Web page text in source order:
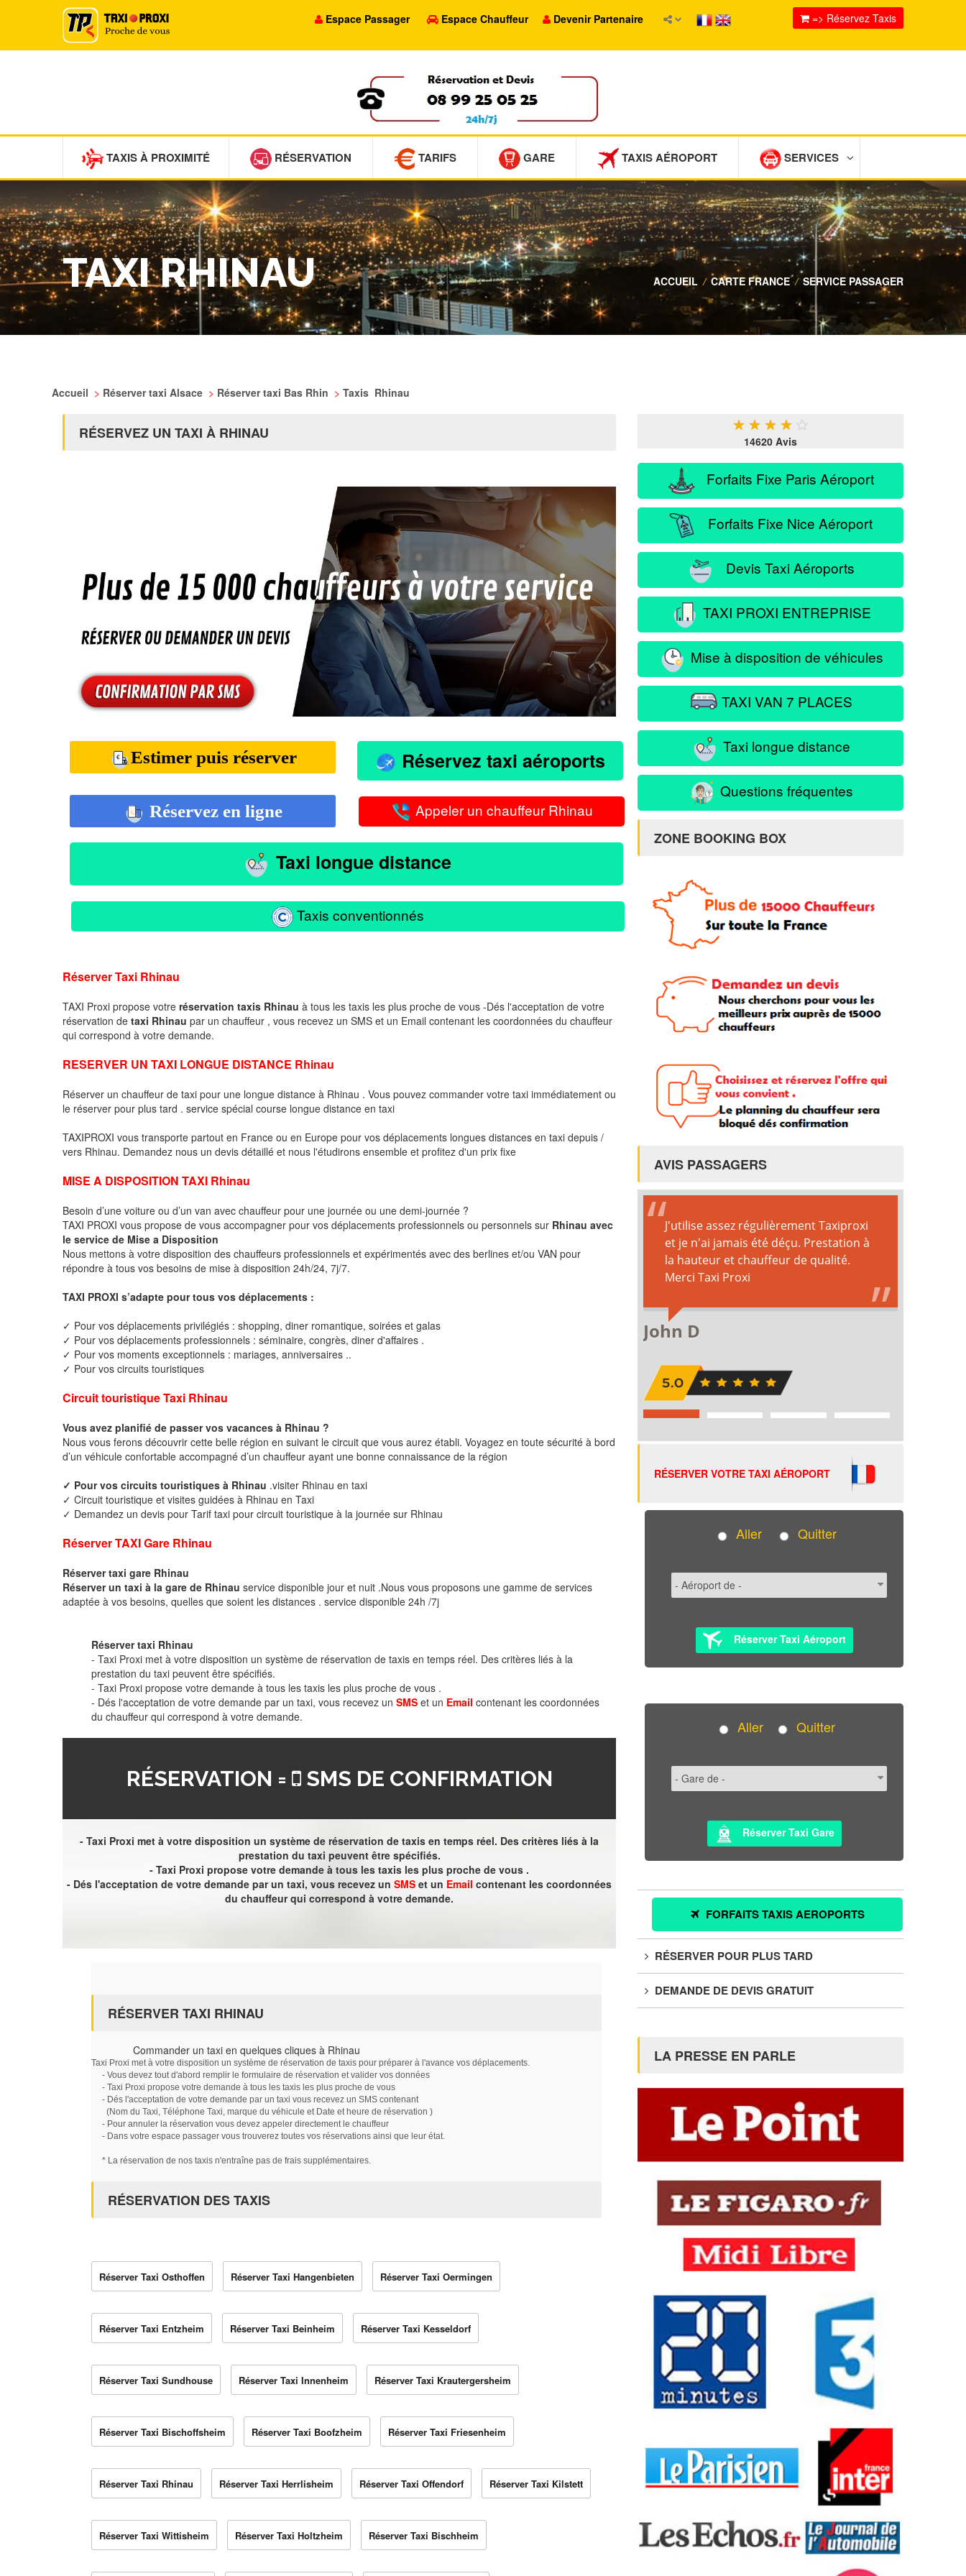
Espace Passager Espace Chauffeur Devenir Partenaire => Réservez Taxis
TAXIS À PROXIMITÉ RÉSERVATION TARIFS GARE TAXIS AÉROPORT SERVICES
TAXI RHINAU ACCUEIL / CARTE FRANCE / SERVICE PASSAGER
Accueil > Réserver taxi Alsace > Réserver taxi Bas Rhin > Taxis Rhinau
RÉSERVEZ UN TAXI À RHINAU
Estimer puis réserver Réservez taxi aéroports
Réservez en ligne Appeler un chauffeur Rhinau
Taxi longue distance
Taxis conventionnés
Réserver Taxi Rhinau
TAXI Proxi propose votre réservation taxis Rhinau à tous les taxis les plus proche de vous -Dés l'acceptation de votre
réservation de taxi Rhinau par un chauffeur , vous recevez un SMS et un Email contenant les coordonnées du chauffeur
qui correspond à votre demande.
RESERVER UN TAXI LONGUE DISTANCE Rhinau
Réserver un chauffeur de taxi pour une longue distance à Rhinau . Vous pouvez commander votre taxi immédiatement ou
le réserver pour plus tard . service spécial course longue distance en taxi
TAXIPROXI vous transporte partout en France ou en Europe pour vos déplacements longues distances en taxi depuis /
vers Rhinau. Demandez nous un devis détaillé et nous l'étudirons ensemble et profitez d'un prix fixe
MISE A DISPOSITION TAXI Rhinau
Besoin d’une voiture ou d’un van avec chauffeur pour une journée ou une demi-journée ?
TAXI PROXI vous propose de vous accompagner pour vos déplacements professionnels ou personnels sur Rhinau avec
le service de Mise a Disposition
Nous mettons à votre disposition des chauffeurs professionnels et expérimentés avec des berlines et/ou VAN pour
répondre à tous vos besoins de mise à disposition 24h/24, 7j/7.
TAXI PROXI s’adapte pour tous vos déplacements :
✓ Pour vos déplacements privilégiés : shopping, diner romantique, soirées et galas
✓ Pour vos déplacements professionnels : séminaire, congrès, diner d'affaires .
✓ Pour vos moments exceptionnels : mariages, anniversaires ..
✓ Pour vos circuits touristiques
Circuit touristique Taxi Rhinau
Vous avez planifié de passer vos vacances à Rhinau ?
Nous vous ferons découvrir cette belle région en suivant le circuit que vous aurez établi. Voyagez en toute sécurité à bord
d’un véhicule confortable accompagné d’un chauffeur ayant une bonne connaissance de la région
✓ Pour vos circuits touristiques à Rhinau .visiter Rhinau en taxi
✓ Circuit touristique et visites guidées à Rhinau en Taxi
✓ Demandez un devis pour Tarif taxi pour circuit touristique à la journée sur Rhinau
Réserver TAXI Gare Rhinau
Réserver taxi gare Rhinau
Réserver un taxi à la gare de Rhinau service disponible jour et nuit .Nous vous proposons une gamme de services
adaptée à vos besoins, quelles que soient les distances . service disponible 24h /7j
Réserver taxi Rhinau
- Taxi Proxi met à votre disposition un système de réservation de taxis en temps réel. Des critères liés à la
prestation du taxi peuvent être spécifiés.
- Taxi Proxi propose votre demande à tous les taxis les plus proche de vous .
- Dés l'acceptation de votre demande par un taxi, vous recevez un SMS et un Email contenant les coordonnées
du chauffeur qui correspond à votre demande.
RÉSERVATION = SMS DE CONFIRMATION
- Taxi Proxi met à votre disposition un système de réservation de taxis en temps réel. Des critères liés à la
prestation du taxi peuvent être spécifiés.
- Taxi Proxi propose votre demande à tous les taxis les plus proche de vous .
- Dés l'acceptation de votre demande par un taxi, vous recevez un SMS et un Email contenant les coordonnées
du chauffeur qui correspond à votre demande.
RÉSERVER TAXI RHINAU
Commander un taxi en quelques cliques à Rhinau
Taxi Proxi met à votre disposition un système de réservation de taxis pour préparer à l'avance vos déplacements.
- Vous devez tout d'abord remplir le formulaire de réservation et valider vos données
- Taxi Proxi propose votre demande à tous les taxis les plus proche de vous
- Dés l'acceptation de votre demande par un taxi vous recevez un SMS contenant
(Nom du Taxi, Téléphone Taxi, marque du véhicule et Date et heure de réservation )
- Pour annuler la réservation vous devez appeler directement le chauffeur
- Dans votre espace passager vous trouverez toutes vos réservations ainsi que leur état.
* La réservation de nos taxis n'entraîne pas de frais supplémentaires.
RÉSERVATION DES TAXIS
Réserver Taxi Osthoffen Réserver Taxi Hangenbieten Réserver Taxi Oermingen
Réserver Taxi Entzheim Réserver Taxi Beinheim Réserver Taxi Kesseldorf
Réserver Taxi Sundhouse Réserver Taxi Innenheim Réserver Taxi Krautergersheim
Réserver Taxi Bischoffsheim Réserver Taxi Boofzheim Réserver Taxi Friesenheim
Réserver Taxi Rhinau Réserver Taxi Herrlisheim Réserver Taxi Offendorf Réserver Taxi Kilstett
Réserver Taxi Wittisheim Réserver Taxi Holtzheim Réserver Taxi Bischheim
★ ★ ★ ★ ★
14620 Avis
Forfaits Fixe Paris Aéroport
Forfaits Fixe Nice Aéroport
Devis Taxi Aéroports
TAXI PROXI ENTREPRISE
Mise à disposition de véhicules
TAXI VAN 7 PLACES
Taxi longue distance
Questions fréquentes
ZONE BOOKING BOX
AVIS PASSAGERS
RÉSERVER VOTRE TAXI AÉROPORT
Aller Quitter
Réserver Taxi Aéroport
Aller Quitter
Réserver Taxi Gare
FORFAITS TAXIS AEROPORTS
RÉSERVER POUR PLUS TARD
DEMANDE DE DEVIS GRATUIT
LA PRESSE EN PARLE